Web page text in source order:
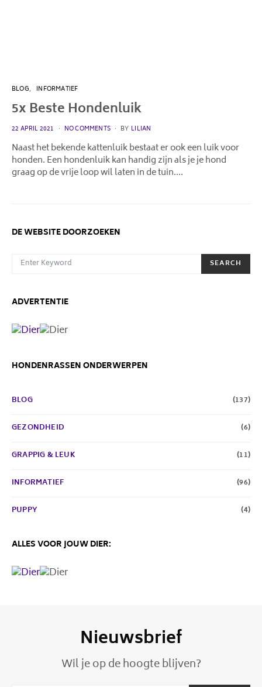
BLOG INFORMATIEF
5x Beste Hondenluik
POSTED
22 APRIL 2021 NO COMMENTS BY LILIAN
Naast het bekende kattenluik bestaat er ook een luik voor
honden. Een hondenluik kan handig zijn als je je hond
graag op de vrije loop wil laten in de tuin.…
DE WEBSITE DOORZOEKEN
SEARCH FOR:
SEARCH
ADVERTENTIE
HONDENRASSEN ONDERWERPEN
BLOG (137)
GEZONDHEID (6)
GRAPPIG & LEUK (11)
INFORMATIEF (96)
PUPPY (4)
ALLES VOOR JOUW DIER:
Nieuwsbrief
Wil je op de hoogte blijven?